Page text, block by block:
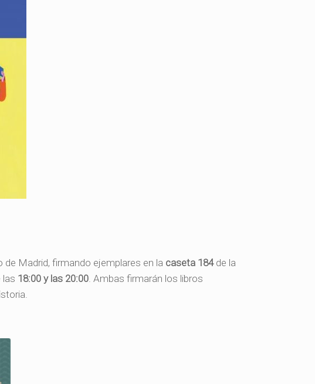
de Madrid, firmando ejemplares en la caseta 184de la
las 18:00 y las 20:00. Ambas firmarán los libros